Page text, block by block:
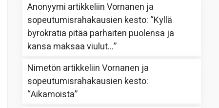
Anonyymi artikkeliinVornanen ja
sopeutumisrahakausien kesto: “Kyllä
byrokratia pitää parhaiten puolensa ja
kansa maksaa viulut…”
Nimetön artikkeliinVornanen ja
sopeutumisrahakausien kesto:
“Aikamoista”